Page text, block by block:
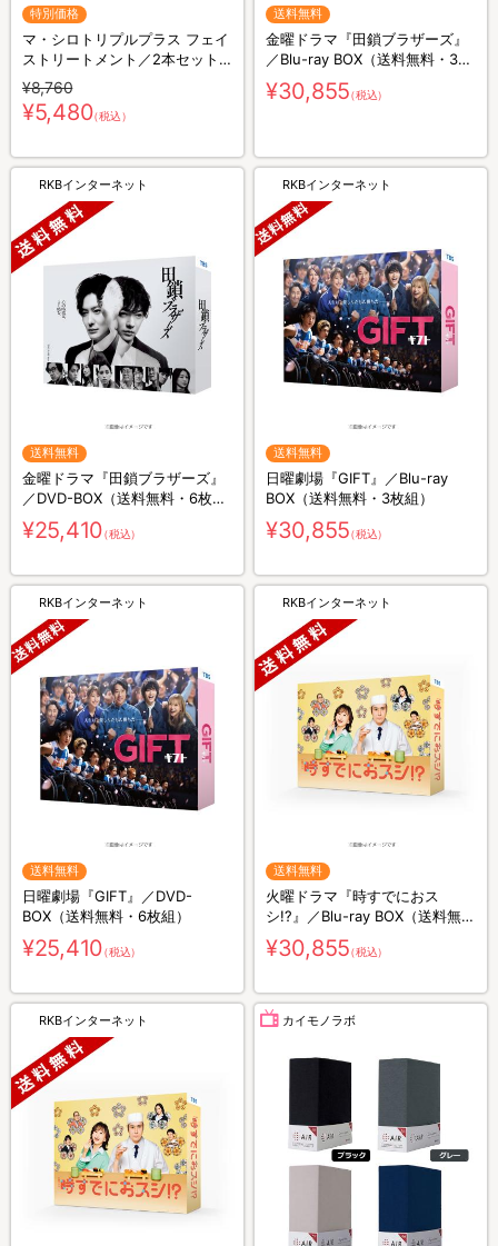
特別価格
マ・シロトリプルプラス フェイ
ストリートメント／2本セット
(ミニマ・シロトリプルプラス
20g付き)
¥8,760
¥5,480（税込）
送料無料
金曜ドラマ『田鎖ブラザーズ』
／Blu-ray BOX（送料無料・3枚
組）
¥30,855（税込）
RKBインターネット
送料無料
金曜ドラマ『田鎖ブラザーズ』
／DVD-BOX（送料無料・6枚
組）
¥25,410（税込）
RKBインターネット
送料無料
日曜劇場『GIFT』／Blu-ray
BOX（送料無料・3枚組）
¥30,855（税込）
RKBインターネット
送料無料
日曜劇場『GIFT』／DVD-
BOX（送料無料・6枚組）
¥25,410（税込）
RKBインターネット
送料無料
火曜ドラマ『時すでにおス
シ!?』／Blu-ray BOX（送料無
料・3枚組）
¥30,855（税込）
RKBインターネット カイモノラボ